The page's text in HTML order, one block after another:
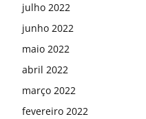
julho 2022
junho 2022
maio 2022
abril 2022
março 2022
fevereiro 2022